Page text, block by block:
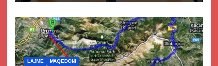
LAJME MAQEDONI